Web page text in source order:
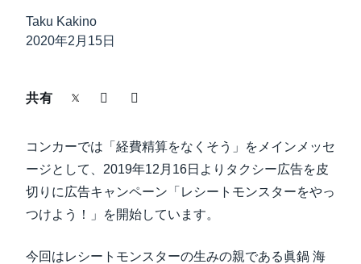
Finland (English)
España (Español)
Norway (English)
経理・総務の豆知識
製品情報
導入事例
Taku Kakino
2020年2月15日
共有
コンカーでは「経費精算をなくそう」をメインメッセ
ージとして、2019年12月16日よりタクシー広告を皮
切りに広告キャンペーン「レシートモンスターをやっ
つけよう！」を開始しています。
今回はレシートモンスターの生みの親である眞鍋 海